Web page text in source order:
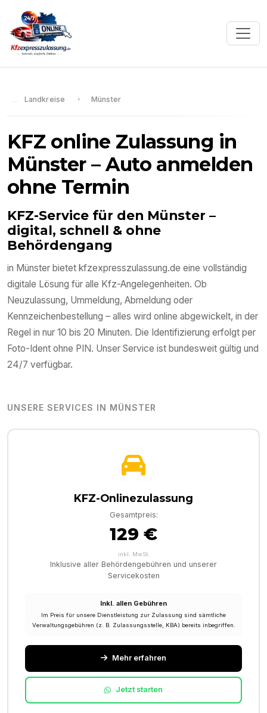
Landkreise Münster
KFZ online Zulassung in
Münster– Auto anmelden
ohne Termin
KFZ-Service für den Münster –
digital, schnell & ohne
Behördengang
in Münster bietet kfzexpresszulassung.de eine vollständig
digitale Lösung für alle Kfz-Angelegenheiten. Ob
Neuzulassung, Ummeldung, Abmeldung oder
Kennzeichenbestellung – alles wird online abgewickelt, in der
Regel in nur 10 bis 20 Minuten. Die Identifizierung erfolgt per
Foto-Ident ohne PIN. Unser Service ist bundesweit gültig und
24/7 verfügbar.
UNSERE SERVICES IN MÜNSTER
KFZ-Onlinezulassung
Gesamtpreis:
129 €
inkl. MwSt.
Inklusive aller Behördengebühren und unserer
Servicekosten
Inkl. allen Gebühren
Im Preis für unsere Dienstleistung zur Zulassung sind sämtliche
Verwaltungsgebühren (z. B. Zulassungsstelle, KBA) bereits inbegriffen.
Mehr erfahren
Jetzt starten